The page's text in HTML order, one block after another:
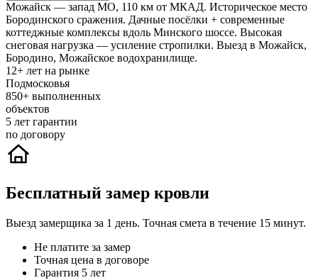
Можайск — запад МО, 110 км от МКАД. Историческое место
Бородинского сражения. Дачные посёлки + современные
коттеджные комплексы вдоль Минского шоссе. Высокая
снеговая нагрузка — усиление стропилки. Выезд в Можайск,
Бородино, Можайское водохранилище.
12+ лет на рынке
Подмосковья
850+ выполненных
объектов
5 лет гарантии
по договору
Бесплатный замер кровли
Выезд замерщика за 1 день. Точная смета в течение 15 минут.
Не платите за замер
Точная цена в договоре
Гарантия 5 лет